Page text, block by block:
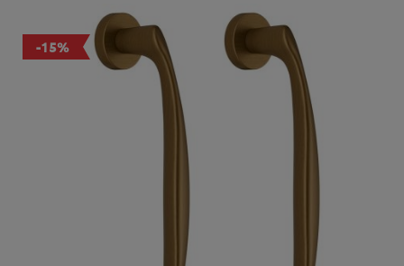
-15%